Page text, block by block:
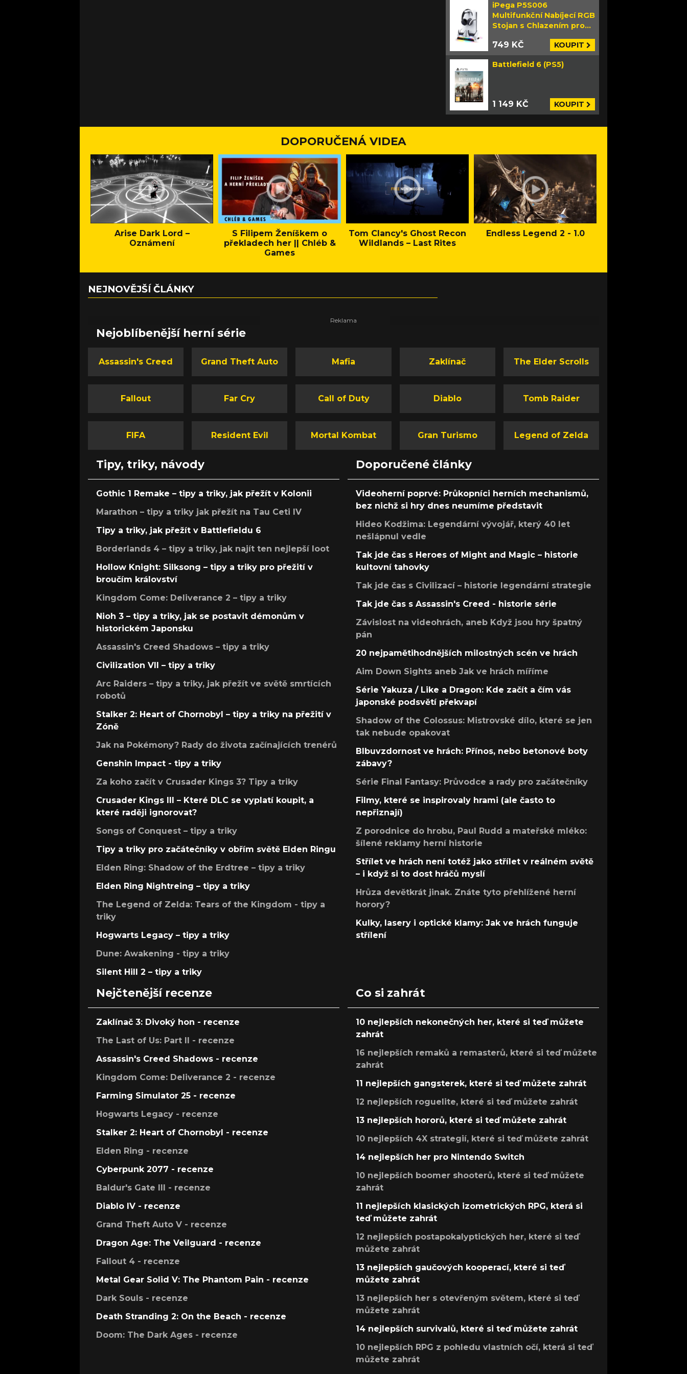
iPega P5S006
Multifunkční Nabíjecí RGB
Stojan s Chlazením pro
749 KČ KOUPIT
Battlefield 6 (PS5)
1 149 KČ KOUPIT
DOPORUČENÁ VIDEA
Arise Dark Lord –
Oznámení
S Filipem Ženíškem o
překladech her || Chléb &
Games
Tom Clancy's Ghost Recon
Wildlands – Last Rites
Endless Legend 2 - 1.0
NEJNOVĚJŠÍ ČLÁNKY
Nejoblíbenější herní série
Assassin's Creed Grand Theft Auto Mafia Zaklínač The Elder Scrolls
Fallout Far Cry Call of Duty Diablo Tomb Raider
FIFA Resident Evil Mortal Kombat Gran Turismo Legend of Zelda
Tipy, triky, návody
Gothic 1 Remake – tipy a triky, jak přežít v Kolonii
Marathon – tipy a triky jak přežít na Tau Ceti IV
Tipy a triky, jak přežít v Battlefieldu 6
Borderlands 4 – tipy a triky, jak najít ten nejlepší loot
Hollow Knight: Silksong – tipy a triky pro přežití v
broučím království
Kingdom Come: Deliverance 2 – tipy a triky
Nioh 3 – tipy a triky, jak se postavit démonům v
historickém Japonsku
Assassin's Creed Shadows – tipy a triky
Civilization VII – tipy a triky
Arc Raiders – tipy a triky, jak přežít ve světě smrtících
robotů
Stalker 2: Heart of Chornobyl – tipy a triky na přežití v
Zóně
Jak na Pokémony? Rady do života začínajících trenérů
Genshin Impact - tipy a triky
Za koho začít v Crusader Kings 3? Tipy a triky
Crusader Kings III – Které DLC se vyplatí koupit, a
které raději ignorovat?
Songs of Conquest – tipy a triky
Tipy a triky pro začátečníky v obřím světě Elden Ringu
Elden Ring: Shadow of the Erdtree – tipy a triky
Elden Ring Nightreing – tipy a triky
The Legend of Zelda: Tears of the Kingdom - tipy a
triky
Hogwarts Legacy – tipy a triky
Dune: Awakening - tipy a triky
Silent Hill 2 – tipy a triky
Doporučené články
Videoherní poprvé: Průkopníci herních mechanismů,
bez nichž si hry dnes neumíme představit
Hideo Kodžima: Legendární vývojář, který 40 let
nešlápnul vedle
Tak jde čas s Heroes of Might and Magic – historie
kultovní tahovky
Tak jde čas s Civilizací – historie legendární strategie
Tak jde čas s Assassin's Creed - historie série
Závislost na videohrách, aneb Když jsou hry špatný
pán
20 nejpamětihodnějších milostných scén ve hrách
Aim Down Sights aneb Jak ve hrách míříme
Série Yakuza / Like a Dragon: Kde začít a čím vás
japonské podsvětí překvapí
Shadow of the Colossus: Mistrovské dílo, které se jen
tak nebude opakovat
Blbuvzdornost ve hrách: Přínos, nebo betonové boty
zábavy?
Série Final Fantasy: Průvodce a rady pro začátečníky
Filmy, které se inspirovaly hrami (ale často to
nepřiznají)
Z porodnice do hrobu, Paul Rudd a mateřské mléko:
šílené reklamy herní historie
Střílet ve hrách není totéž jako střílet v reálném světě
– i když si to dost hráčů myslí
Hrůza devětkrát jinak. Znáte tyto přehlížené herní
horory?
Kulky, lasery i optické klamy: Jak ve hrách funguje
střílení
Nejčtenější recenze
Zaklínač 3: Divoký hon - recenze
The Last of Us: Part II - recenze
Assassin's Creed Shadows - recenze
Kingdom Come: Deliverance 2 - recenze
Farming Simulator 25 - recenze
Hogwarts Legacy - recenze
Stalker 2: Heart of Chornobyl - recenze
Elden Ring - recenze
Cyberpunk 2077 - recenze
Baldur's Gate III - recenze
Diablo IV - recenze
Grand Theft Auto V - recenze
Dragon Age: The Veilguard - recenze
Fallout 4 - recenze
Metal Gear Solid V: The Phantom Pain - recenze
Dark Souls - recenze
Death Stranding 2: On the Beach - recenze
Doom: The Dark Ages - recenze
Co si zahrát
10 nejlepších nekonečných her, které si teď můžete
zahrát
16 nejlepších remaků a remasterů, které si teď můžete
zahrát
11 nejlepších gangsterek, které si teď můžete zahrát
12 nejlepších roguelite, které si teď můžete zahrát
13 nejlepších hororů, které si teď můžete zahrát
10 nejlepších 4X strategií, které si teď můžete zahrát
14 nejlepších her pro Nintendo Switch
10 nejlepších boomer shooterů, které si teď můžete
zahrát
11 nejlepších klasických izometrických RPG, která si
teď můžete zahrát
12 nejlepších postapokalyptických her, které si teď
můžete zahrát
13 nejlepších gaučových kooperací, které si teď
můžete zahrát
13 nejlepších her s otevřeným světem, které si teď
můžete zahrát
14 nejlepších survivalů, které si teď můžete zahrát
10 nejlepších RPG z pohledu vlastních očí, která si teď
můžete zahrát